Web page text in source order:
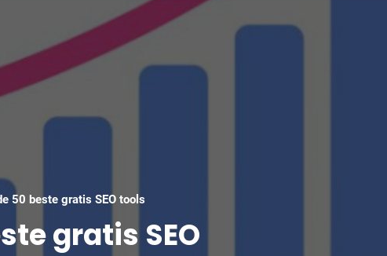
50 beste gratis SEO tools
gratis SEO